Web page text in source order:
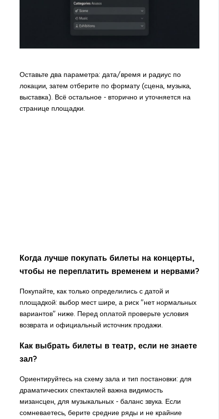
Оставьте два параметра: дата/время и радиус по
локации, затем отберите по формату (сцена, музыка,
выставка). Всё остальное - вторично и уточняется на
странице площадки.
Когда лучше покупать билеты на концерты,
чтобы не переплатить временем и нервами?
Покупайте, как только определились с датой и
площадкой: выбор мест шире, а риск "нет нормальных
вариантов" ниже. Перед оплатой проверьте условия
возврата и официальный источник продажи.
Как выбрать билеты в театр, если не знаете
зал?
Ориентируйтесь на схему зала и тип постановки: для
драматических спектаклей важна видимость
мизансцен, для музыкальных - баланс звука. Если
сомневаетесь, берите средние ряды и не крайние